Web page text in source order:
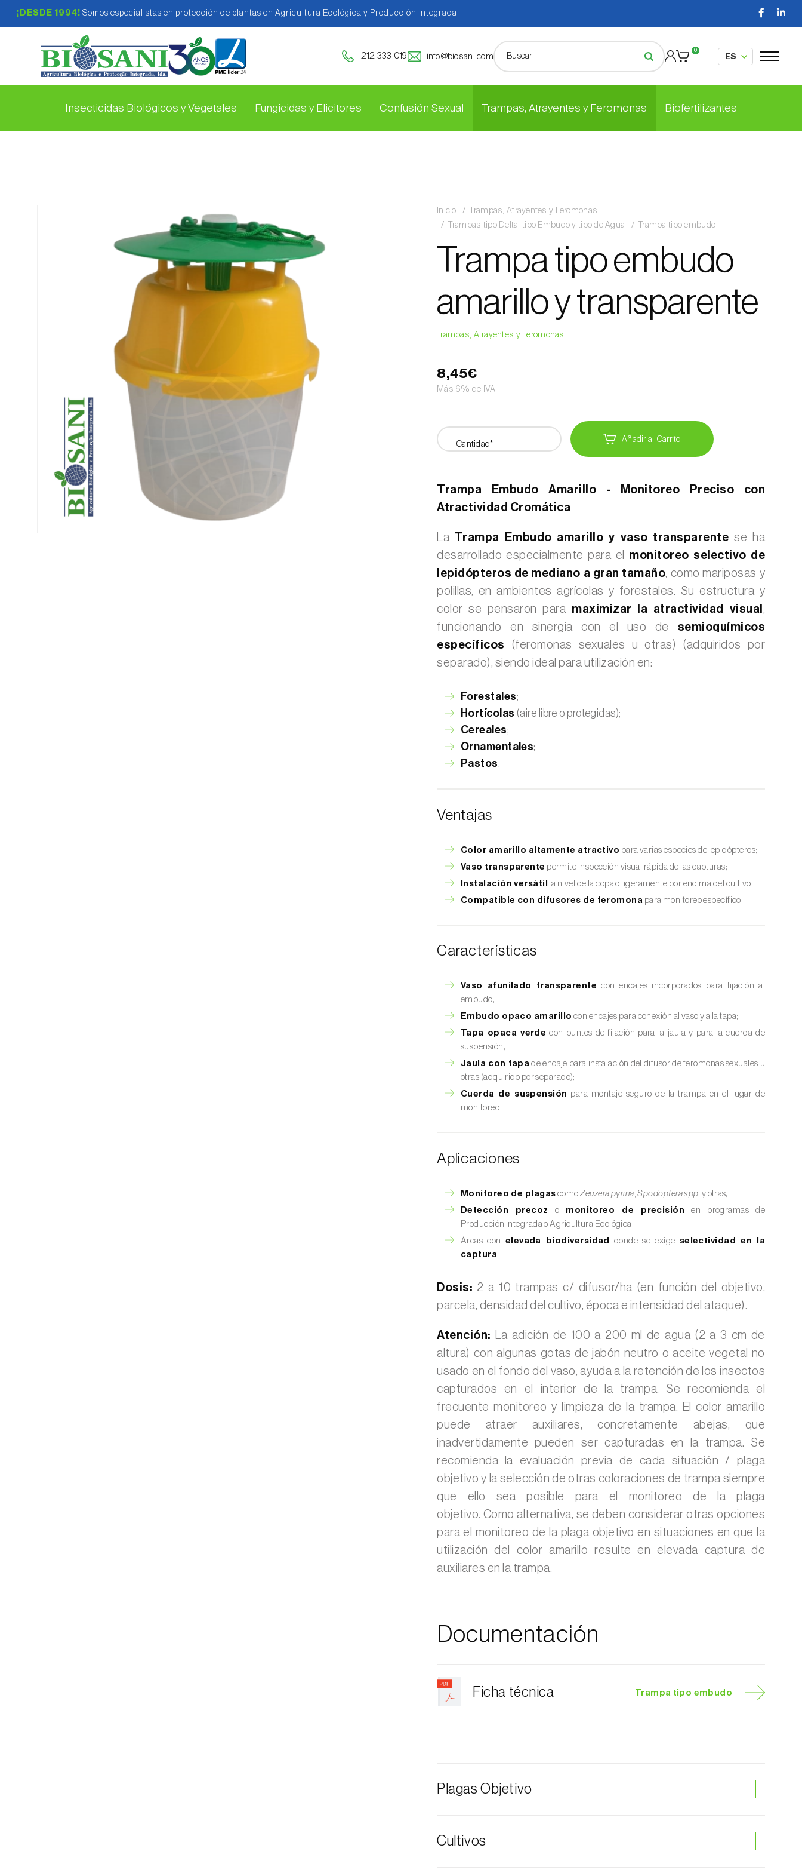
¡DESDE 1994! Somos especialistas en protección de plantas en Agricultura Ecológica y Producción Integrada.
212 333 019 info@biosani.com
0
Insecticidas Biológicos y Vegetales Fungicidas y Elicitores Confusión Sexual Trampas, Atrayentes y Feromonas Biofertilizantes
Inicio
Trampas, Atrayentes y Feromonas
Trampas tipo Delta, tipo Embudo y tipo de Agua
Trampa tipo embudo
Trampa tipo embudo
amarillo y transparente
Trampas, Atrayentes y Feromonas
8,45€
Más 6% de IVA
Cantidad* Añadir al Carrito
Trampa Embudo Amarillo - Monitoreo Preciso con
Atractividad Cromática
La Trampa Embudo amarillo y vaso transparentese ha
desarrollado especialmente para el monitoreo selectivo de
lepidópteros de mediano a gran tamaño, como mariposas y
polillas, en ambientes agrícolas y forestales. Su estructura y
color se pensaron para maximizar la atractividad visual ,
funcionando en sinergia con el uso de semioquímicos
específicos (feromonas sexuales u otras) (adquiridos por
separado), siendo ideal para utilización en:
Forestales;
Hortícolas (aire libre o protegidas);
Cereales;
Ornamentales;
Pastos.
Ventajas
Color amarillo altamente atractivo para varias especies de lepidópteros;
Vaso transparente permite inspección visual rápida de las capturas;
Instalación versátil : a nivel de la copa o ligeramente por encima del cultivo;
Compatible con difusores de feromona para monitoreo específico.
Características
Vaso afunilado transparente con encajes incorporados para fijación al
embudo;
Embudo opaco amarillo con encajes para conexión al vaso y a la tapa;
Tapa opaca verde con puntos de fijación para la jaula y para la cuerda de
suspensión;
Jaula con tapa de encaje para instalación del difusor de feromonas sexuales u
otras (adquirido por separado);
Cuerda de suspensión para montaje seguro de la trampa en el lugar de
monitoreo.
Aplicaciones
Monitoreo de plagas comoZeuzera pyrina ,Spodoptera spp. y otras;
Detección precoz
o monitoreo de precisión en programas de
Producción Integrada o Agricultura Ecológica;
Áreas con elevada biodiversidad donde se exige selectividad en la
captura
Dosis: 2 a 10 trampas c/ difusor/ha (en función del objetivo,
parcela, densidad del cultivo, época e intensidad del ataque).
Atención: La adición de 100 a 200 ml de agua (2 a 3 cm de
altura) con algunas gotas de jabón neutro o aceite vegetal no
usado en el fondo del vaso, ayuda a la retención de los insectos
capturados en el interior de la trampa. Se recomienda el
frecuente monitoreo y limpieza de la trampa. El color amarillo
puede atraer auxiliares, concretamente abejas, que
inadvertidamente pueden ser capturadas en la trampa. Se
recomienda la evaluación previa de cada situación / plaga
objetivo y la selección de otras coloraciones de trampa siempre
que ello sea posible para el monitoreo de la plaga
objetivo. Como alternativa, se deben considerar otras opciones
para el monitoreo de la plaga objetivo en situaciones en que la
utilización del color amarillo resulte en elevada captura de
auxiliares en la trampa.
Documentación
Ficha técnica Trampa tipo embudo
Plagas Objetivo
Polilla temprana de la castaña
Cultivos